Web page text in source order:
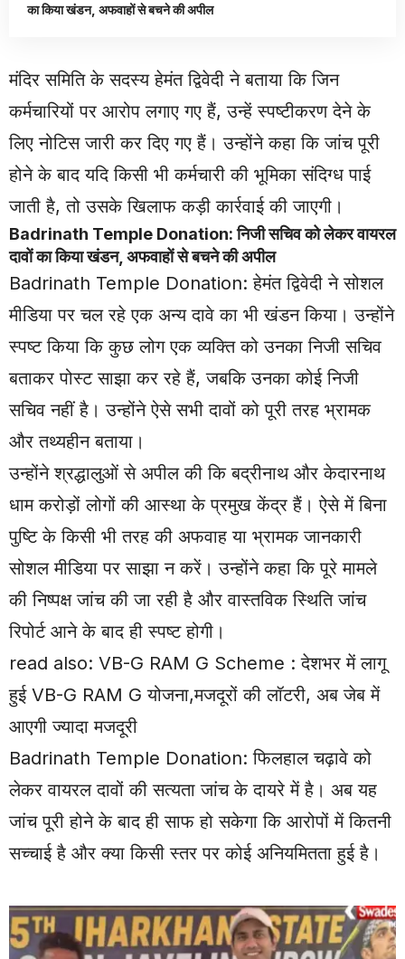
का किया खंडन, अफवाहों से बचने की अपील
मंदिर समिति के सदस्य हेमंत द्विवेदी ने बताया कि जिन
कर्मचारियों पर आरोप लगाए गए हैं, उन्हें स्पष्टीकरण देने के
लिए नोटिस जारी कर दिए गए हैं। उन्होंने कहा कि जांच पूरी
होने के बाद यदि किसी भी कर्मचारी की भूमिका संदिग्ध पाई
जाती है, तो उसके खिलाफ कड़ी कार्रवाई की जाएगी।
Badrinath Temple Donation: निजी सचिव को लेकर वायरल
दावों का किया खंडन, अफवाहों से बचने की अपील
Badrinath Temple Donation: हेमंत द्विवेदी ने सोशल
मीडिया पर चल रहे एक अन्य दावे का भी खंडन किया। उन्होंने
स्पष्ट किया कि कुछ लोग एक व्यक्ति को उनका निजी सचिव
बताकर पोस्ट साझा कर रहे हैं, जबकि उनका कोई निजी
सचिव नहीं है। उन्होंने ऐसे सभी दावों को पूरी तरह भ्रामक
और तथ्यहीन बताया।
उन्होंने श्रद्धालुओं से अपील की कि बद्रीनाथ और केदारनाथ
धाम करोड़ों लोगों की आस्था के प्रमुख केंद्र हैं। ऐसे में बिना
पुष्टि के किसी भी तरह की अफवाह या भ्रामक जानकारी
सोशल मीडिया पर साझा न करें। उन्होंने कहा कि पूरे मामले
की निष्पक्ष जांच की जा रही है और वास्तविक स्थिति जांच
रिपोर्ट आने के बाद ही स्पष्ट होगी।
read also: VB-G RAM G Scheme : देशभर में लागू
हुई VB-G RAM G योजना,मजदूरों की लॉटरी, अब जेब में
आएगी ज्यादा मजदूरी
Badrinath Temple Donation: फिलहाल चढ़ावे को
लेकर वायरल दावों की सत्यता जांच के दायरे में है। अब यह
जांच पूरी होने के बाद ही साफ हो सकेगा कि आरोपों में कितनी
सच्चाई है और क्या किसी स्तर पर कोई अनियमितता हुई है।